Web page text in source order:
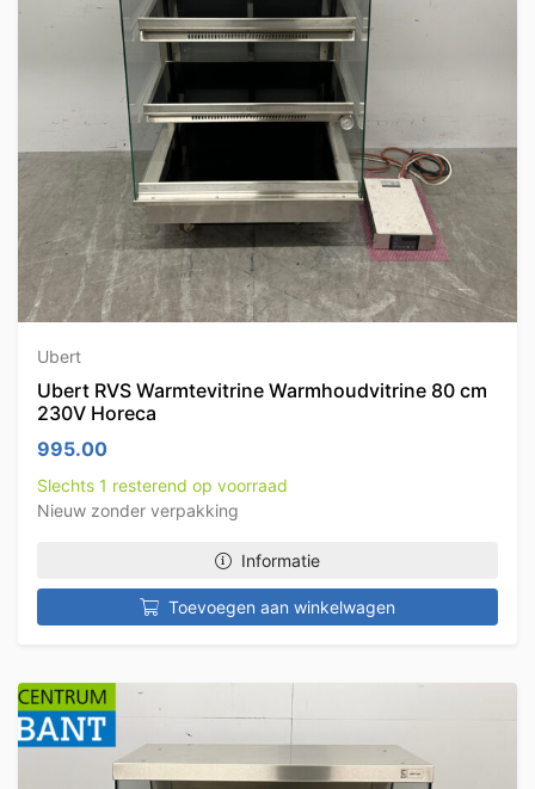
Ubert
Ubert RVS Warmtevitrine Warmhoudvitrine 80 cm
230V Horeca
995.00
Slechts 1 resterend op voorraad
Nieuw zonder verpakking
Informatie
Toevoegen aan winkelwagen